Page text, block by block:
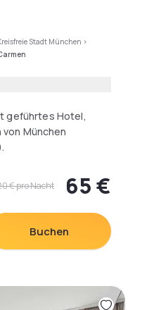
Stadt München >
geführtes Hotel,
München
mit
Dusche/WC,
und vielem
für bis zu
mit Bio-Ecke
€pro Nacht 65 €
Buchen